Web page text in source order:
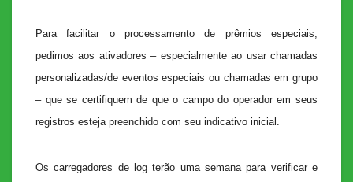
Para facilitar o processamento de prêmios especiais,
pedimos aos ativadores – especialmente ao usar chamadas
personalizadas/de eventos especiais ou chamadas em grupo
– que se certifiquem de que o campo do operador em seus
registros esteja preenchido com seu indicativo inicial.
Os carregadores de log terão uma semana para verificar e